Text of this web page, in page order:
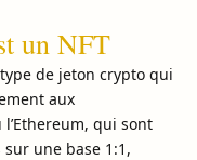
un NFT
de jeton crypto qui
aux
qui sont
une base 1:1,